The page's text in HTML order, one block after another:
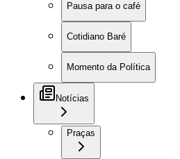
Pausa para o café
Cotidiano Baré
Momento da Política
Notícias
Praças